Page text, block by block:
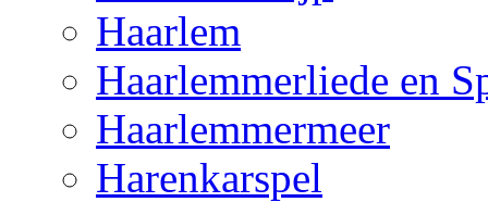
Haarlem
Haarlemmerliede en
Haarlemmermeer
Harenkarspel